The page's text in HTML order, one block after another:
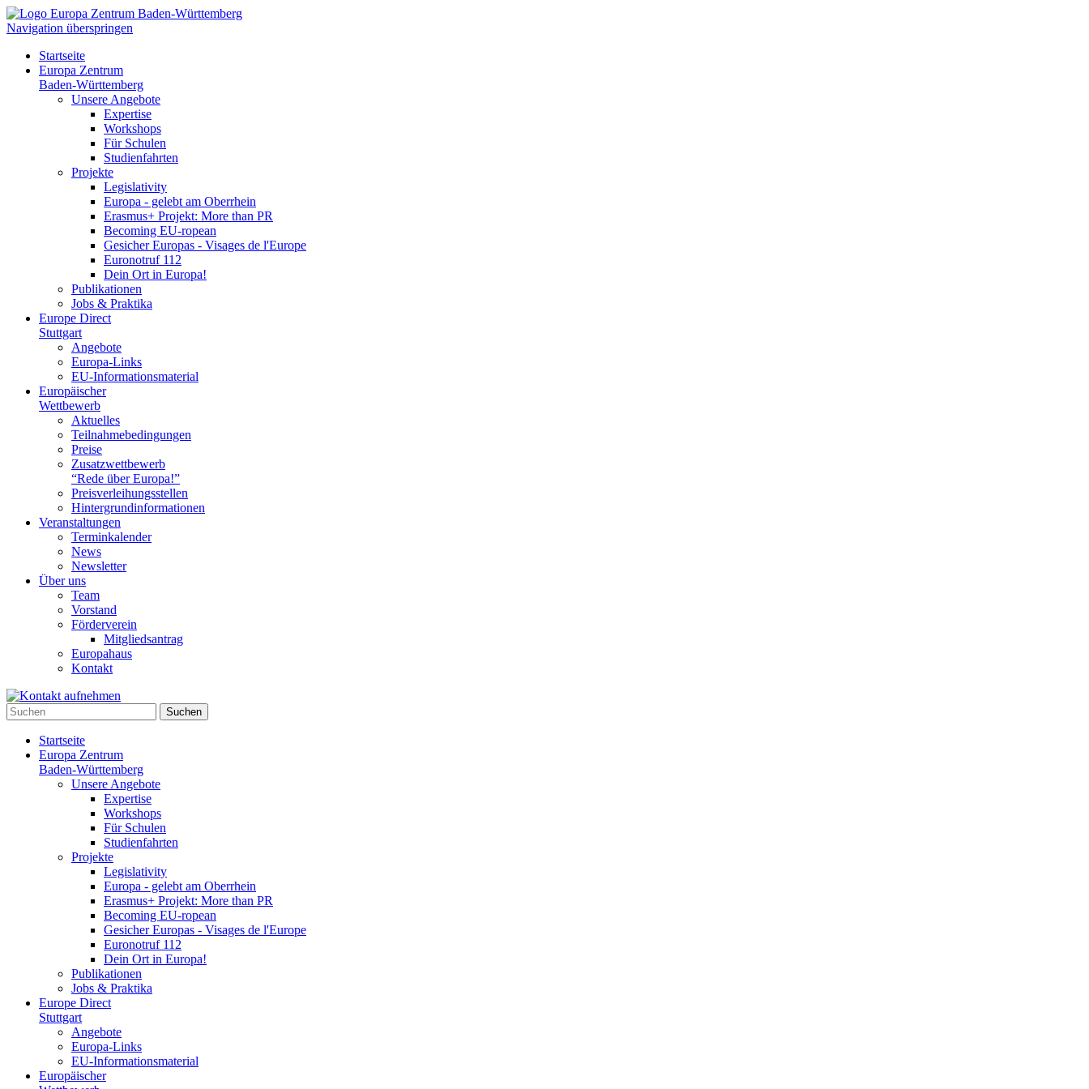
Navigation überspringen
Startseite
Europa Zentrum
Baden-Württemberg
Unsere Angebote
Expertise
Workshops
Für Schulen
Studienfahrten
Projekte
Legislativity
Europa - gelebt am Oberrhein
Erasmus+ Projekt: More than PR
Becoming EU-ropean
Gesicher Europas - Visages de l'Europe
Euronotruf 112
Dein Ort in Europa!
Publikationen
Jobs & Praktika
Europe Direct
Stuttgart
Angebote
Europa-Links
EU-Informationsmaterial
Europäischer
Wettbewerb
Aktuelles
Teilnahme­bedingungen
Preise
Zusatzwettbewerb
“Rede über Europa!”
Preisverleihungsstellen
Hintergrundinformationen
Veranstaltungen
Terminkalender
News
Newsletter
Über uns
Team
Vorstand
Förderverein
Mitgliedsantrag
Europahaus
Kontakt
Suchen
Startseite
Europa Zentrum
Baden-Württemberg
Unsere Angebote
Expertise
Workshops
Für Schulen
Studienfahrten
Projekte
Legislativity
Europa - gelebt am Oberrhein
Erasmus+ Projekt: More than PR
Becoming EU-ropean
Gesicher Europas - Visages de l'Europe
Euronotruf 112
Dein Ort in Europa!
Publikationen
Jobs & Praktika
Europe Direct
Stuttgart
Angebote
Europa-Links
EU-Informationsmaterial
Europäischer